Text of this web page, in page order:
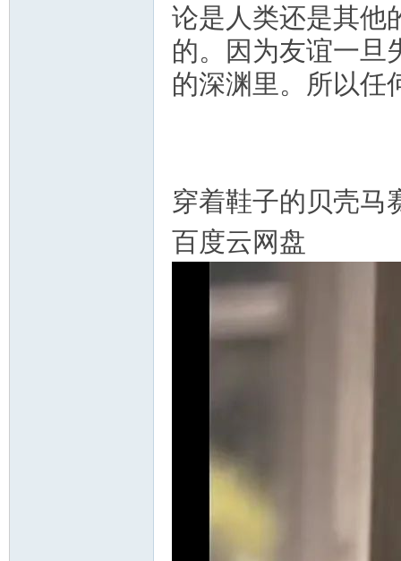
论是人类还是其他
的。因为友谊一旦
的深渊里。所以任
穿着鞋子的贝壳马
百度云网盘